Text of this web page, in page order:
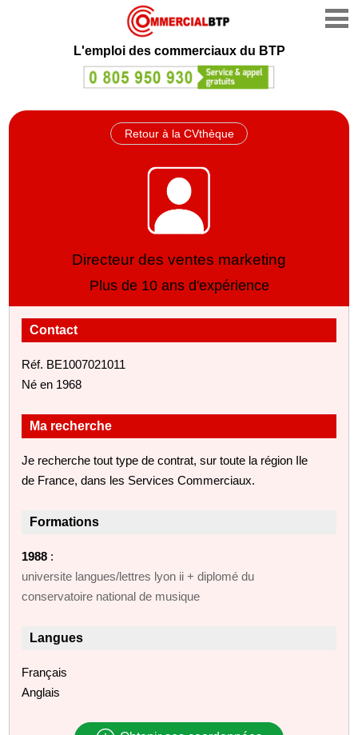
L'emploi des commerciaux du BTP
Retour à la CVthèque
Directeur des ventes marketing
Plus de 10 ans d'expérience
Contact
Réf. BE1007021011
Né en 1968
Ma recherche
Je recherche tout type de contrat, sur toute la région Ile
de France, dans les Services Commerciaux.
Formations
1988 :
universite langues/lettres lyon ii + diplomé du
conservatoire national de musique
Langues
Français
Anglais